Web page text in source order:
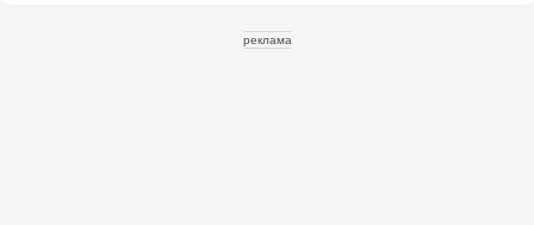
реклама